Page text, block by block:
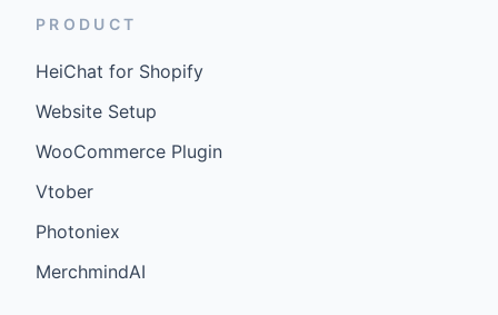
PRODUCT
HeiChat for Shopify
Website Setup
WooCommerce Plugin
Vtober
Photoniex
MerchmindAI